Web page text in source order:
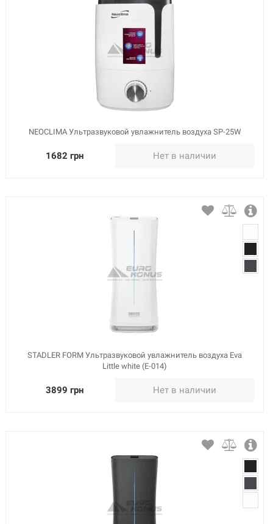
NEOCLIMA Ультразвуковой увлажнитель воздуха SP-25W
1682 грн Нет в наличии
STADLER FORM Ультразвуковой увлажнитель воздуха Eva
Little white (E-014)
3899 грн Нет в наличии